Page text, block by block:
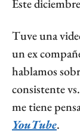
Este
Tuve una
un ex
hablamos
consistente
YouTube.